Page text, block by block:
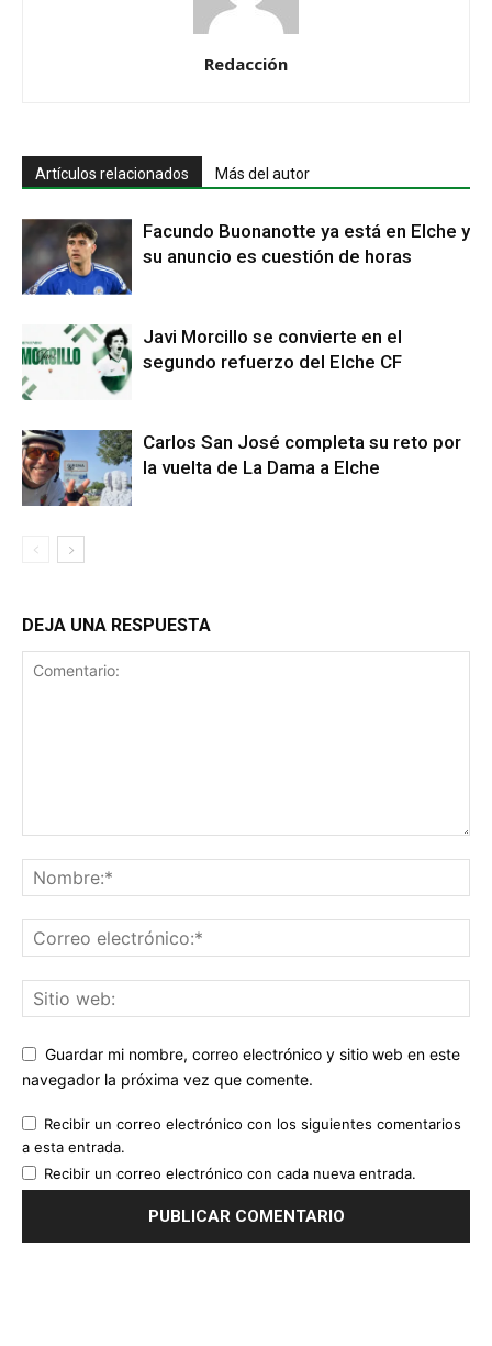
Redacción
Artículos relacionados Más del autor
Facundo Buonanotte ya está en Elche y
su anuncio es cuestión de horas
Javi Morcillo se convierte en el
segundo refuerzo del Elche CF
Carlos San José completa su reto por
la vuelta de La Dama a Elche
DEJA UNA RESPUESTA
Guardar mi nombre, correo electrónico y sitio web en este
navegador la próxima vez que comente.
Recibir un correo electrónico con los siguientes comentarios
a esta entrada.
Recibir un correo electrónico con cada nueva entrada.